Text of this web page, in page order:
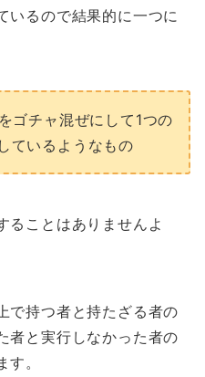
いるので結果的に一つに
ゴチャ混ぜにして1つの
ているようなもの
ることはありませんよ
で持つ者と持たざる者の
者と実行しなかった者の
。